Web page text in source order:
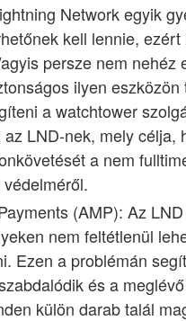
Network egyik
kell lennie,
persze nem
ilyen
a watchtower
LND-nek, mely
a nem
(AMP): Az
nem feltétlenül
Ezen a problémán
és a
külön darab talál